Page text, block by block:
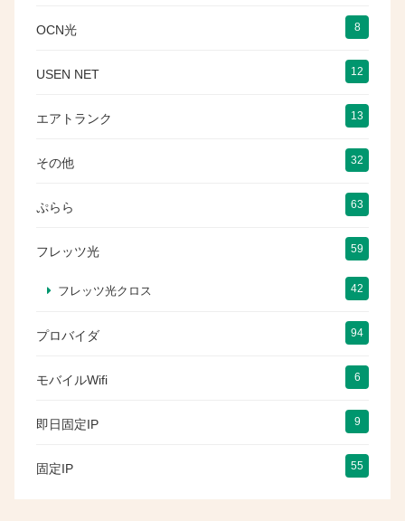
OCN光 8
USEN NET 12
エアトランク 13
その他 32
ぷらら 63
フレッツ光 59
フレッツ光クロス 42
プロバイダ 94
モバイルWifi 6
即日固定IP 9
固定IP 55